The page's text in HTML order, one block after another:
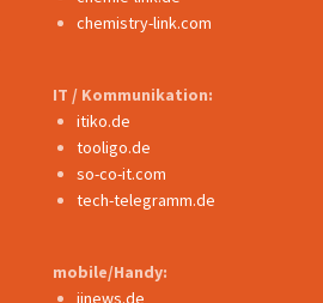
chemistry-link.com
IT / Kommunikation:
itiko.de
tooligo.de
so-co-it.com
tech-telegramm.de
mobile/Handy:
iinews.de